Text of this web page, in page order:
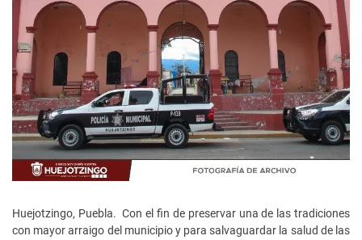
Huejotzingo, Puebla. Con el fin de preservar una de las tradiciones
con mayor arraigo del municipio y para salvaguardar la salud de las